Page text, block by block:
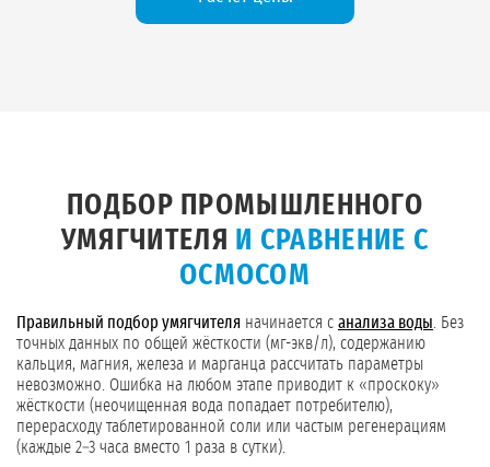
ПОДБОР ПРОМЫШЛЕННОГО
УМЯГЧИТЕЛЯ И СРАВНЕНИЕ С
ОСМОСОМ
Правильный подбор умягчителя начинается с анализа воды . Без
точных данных по общей жёсткости (мг-экв/л), содержанию
кальция, магния, железа и марганца рассчитать параметры
невозможно. Ошибка на любом этапе приводит к «проскоку»
жёсткости (неочищенная вода попадает потребителю),
перерасходу таблетированной соли или частым регенерациям
(каждые 2–3 часа вместо 1 раза в сутки).